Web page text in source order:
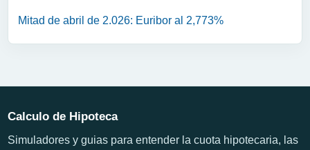
Mitad de abril de 2.026: Euribor al 2,773%
Calculo de Hipoteca
Simuladores y guias para entender la cuota hipotecaria, las